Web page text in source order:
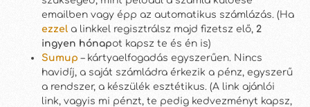
emailben vagy épp az automatikus számlázás. (Ha
ezzel a linkkel regisztrálsz majd fizetsz elő, 2
ingyen hónapot kapsz te és én is)
Sumup – kártyaelfogadás egyszerűen. Nincs
havidíj, a saját számládra érkezik a pénz, egyszerű
a rendszer, a készülék esztétikus. (A link ajánlói
link, vagyis mi pénzt, te pedig kedvezményt kapsz,